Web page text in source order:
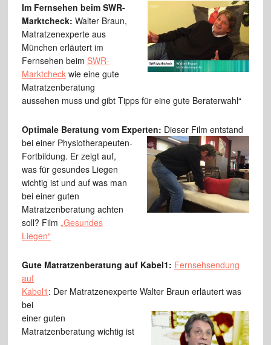
Im Fernsehen beim SWR-
Marktcheck: Walter Braun,
Matratzenexperte aus
München erläutert im
Fernsehen beim SWR-
Marktcheckwie eine gute
Matratzenberatung
aussehen muss und gibt Tipps für eine gute Beraterwahl“
Optimale Beratung vom Experten: Dieser Film entstand
bei einer Physiotherapeuten-
Fortbildung. Er zeigt auf,
was für gesundes Liegen
wichtig ist und auf was man
bei einer guten
Matratzenberatung achten
soll? Film „Gesundes
Liegen“
Gute Matratzenberatung auf Kabel1: Fernsehsendung
auf
Kabel1 : Der Matratzenexperte Walter Braun erläutert was
bei
einer guten
Matratzenberatung wichtig ist